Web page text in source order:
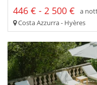
446 € - 2 500 €
a
Costa Azzurra - Hyères